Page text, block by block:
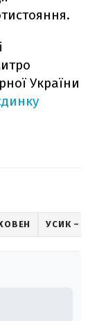
України
УСИК –